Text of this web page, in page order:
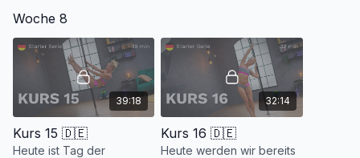
Oberschenkelinnenseiten,
die für viele
Poletechniken enorm
wichtig sind.
noch die Pole Role Front
und den Rainbow.
Woche 8
39:18
Kurs 15 🇩🇪
Heute ist Tag der
32:14
Kurs 16 🇩🇪
Heute werden wir bereits